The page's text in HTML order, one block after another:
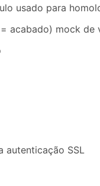
usado para
acabado) mock de
autenticação SSL